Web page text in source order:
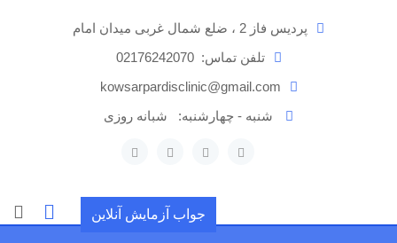
پردیس فاز 2 ، ضلع شمال غربی میدان امام
تلفن تماس:02176242070
kowsarpardisclinic@gmail.com
شنبه - چهارشنبه:
شبانه روزی
جواب آزمایش آنلاین